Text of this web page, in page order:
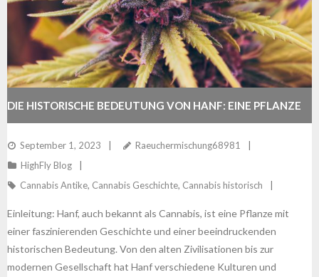
DIE HISTORISCHE BEDEUTUNG VON HANF: EINE PFLANZE
IM WANDEL DER ZEIT
September 1, 2023
Raeuchermischung68981
HighFly Blog
Cannabis Antike, Cannabis Geschichte, Cannabis historisch
Einleitung: Hanf, auch bekannt als Cannabis, ist eine Pflanze mit
einer faszinierenden Geschichte und einer beeindruckenden
historischen Bedeutung. Von den alten Zivilisationen bis zur
modernen Gesellschaft hat Hanf verschiedene Kulturen und